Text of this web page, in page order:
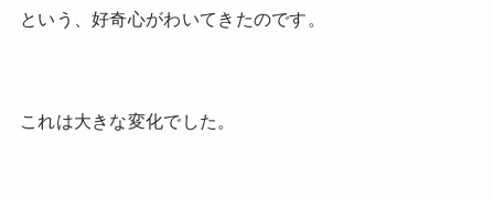
という、好奇心がわいてきたのです。
これは大きな変化でした。